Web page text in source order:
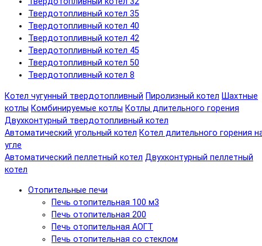
Твердотопливный котел 35
Твердотопливный котел 40
Твердотопливный котел 42
Твердотопливный котел 45
Твердотопливный котел 50
Твердотопливный котел 8
Котел чугунный твердотопливный Пиролизный котел Шахтные
котлы Комбинируемые котлы Котлы длительного горения
Двухконтурный твердотопливный котел
Автоматический угольный котел Котел длительного горения
угле
Автоматический пеллетный котел Двухконтурный пеллетный
котел
Отопительные печи
Печь отопительная 100 м3
Печь отопительная 200
Печь отопительная АОГТ
Печь отопительная со стеклом